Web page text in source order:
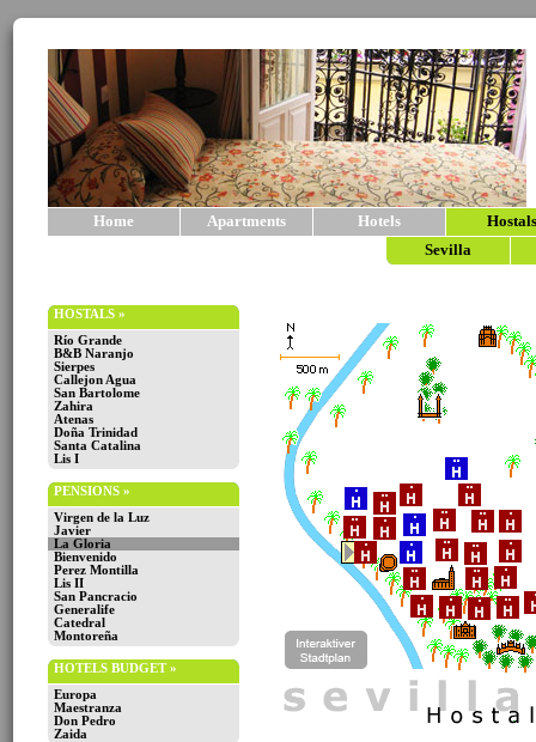
Home Apartments Hotels
Hostals
Sevilla
HOSTALS »
Río Grande
B&B Naranjo
Sierpes
Callejon Agua
San Bartolome
Zahira
Atenas
Doña Trinidad
Santa Catalina
Lis I
PENSIONS »
Virgen de la Luz
Javier
La Gloria
Bienvenido
Perez Montilla
Lis II
San Pancracio
Generalife
Catedral
Montoreña
HOTELS BUDGET »
Europa
Maestranza
Don Pedro
Zaida